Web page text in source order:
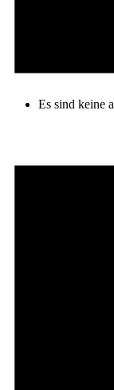
Es sind keine